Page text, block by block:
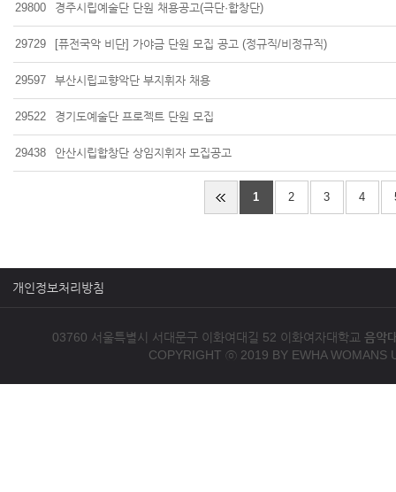
29800 경주시립예술단 단원 채용공고(극단·합창단)
29729 [퓨전국악 비단] 가야금 단원 모집 공고 (정규직/비정규직)
29597 부산시립교향악단 부지휘자 채용
29522 경기도예술단 프로젝트 단원 모집
29438 안산시립합창단 상임지휘자 모집공고
1 2 3 4
개인정보처리방침
03760 서울특별시 서대문구 이화여대길 52 이화여자대학교음악
COPYRIGHT ⓒ 2019 BY EWHA WOMANS